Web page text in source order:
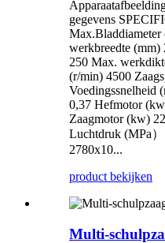
gegevens
werkbreedte
250 Max.
(r/min) 4500
Voedingssnelheid
0,37 Hefmotor
Zaagmotor (kw)
Luchtdruk (MPa
2780x10...
product bekijken
Multi-